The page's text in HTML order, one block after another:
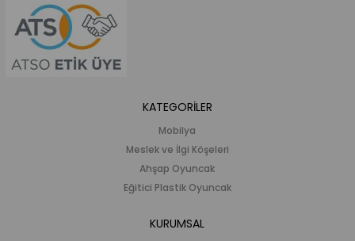
KATEGORİLER
Mobilya
Meslek ve İlgi Köşeleri
Ahşap Oyuncak
Eğitici Plastik Oyuncak
KURUMSAL